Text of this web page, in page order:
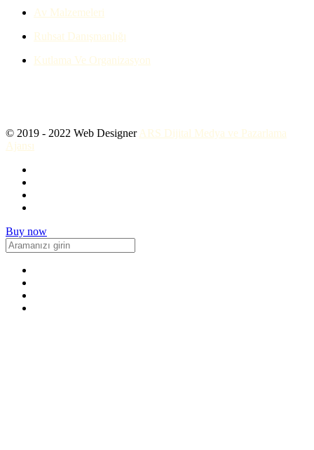
Av Malzemeleri
Ruhsat Danışmanlığı
Kutlama Ve Organizasyon
© 2019 - 2022 Web Designer ARS Dijital Medya ve Pazarlama
Ajansı
Buy now